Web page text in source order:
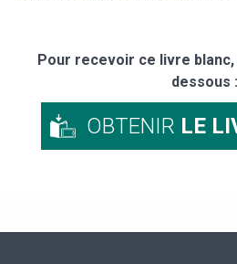
Pour recevoir ce livre
dessous :
OBTENIR LE